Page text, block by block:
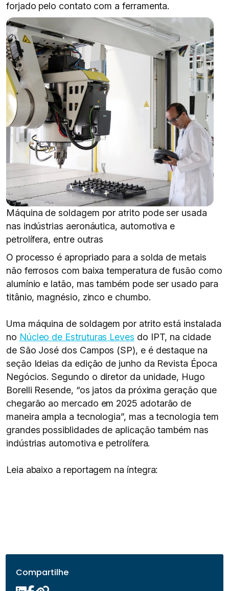
forjado pelo contato com a ferramenta.
Máquina de soldagem por atrito pode ser usada
nas indústrias aeronáutica, automotiva e
petrolífera, entre outras
O processo é apropriado para a solda de metais
não ferrosos com baixa temperatura de fusão como
alumínio e latão, mas também pode ser usado para
titânio, magnésio, zinco e chumbo.
Uma máquina de soldagem por atrito está instalada
no Núcleo de Estruturas Leves do IPT, na cidade
de São José dos Campos (SP), e é destaque na
seção Ideias da edição de junho da Revista Época
Negócios. Segundo o diretor da unidade, Hugo
Borelli Resende, “os jatos da próxima geração que
chegarão ao mercado em 2025 adotarão de
maneira ampla a tecnologia”, mas a tecnologia tem
grandes possiblidades de aplicação também nas
indústrias automotiva e petrolífera.
Leia abaixo a reportagem na íntegra:
Compartilhe